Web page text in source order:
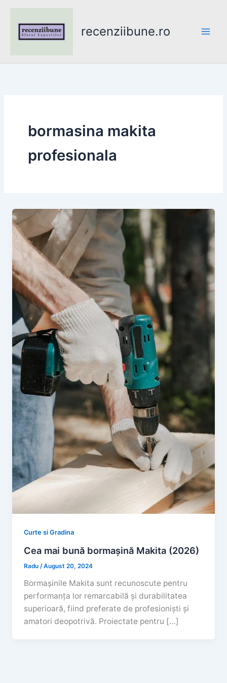
content
recenziibune.ro
bormasina makita
profesionala
Curte si Gradina
Cea mai bună bormașină Makita (2026)
Radu /August 20, 2024
Bormașinile Makita sunt recunoscute pentru
performanța lor remarcabilă și durabilitatea
superioară, fiind preferate de profesioniști și
amatori deopotrivă. Proiectate pentru […]